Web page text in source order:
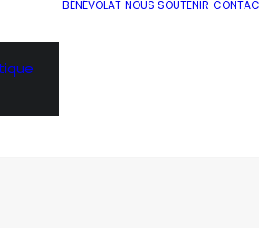
BÉNÉVOLAT NOUS SOUTENIR